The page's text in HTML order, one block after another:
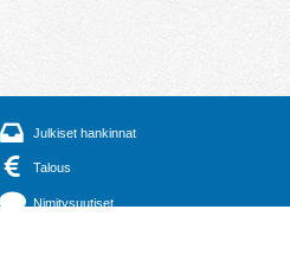
Julkiset hankinnat
Talous
Nimitysuutiset